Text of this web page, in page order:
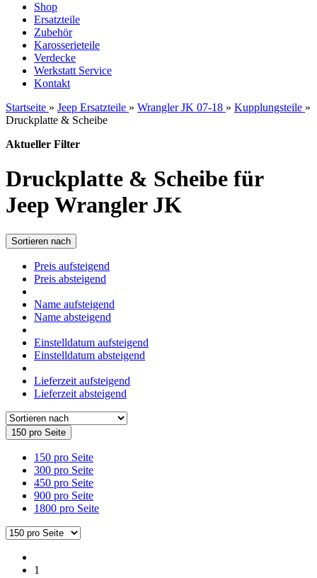
Shop
Ersatzteile
Zubehör
Karosserieteile
Verdecke
Werkstatt Service
Kontakt
Startseite » Jeep Ersatzteile » Wrangler JK 07-18 » Kupplungsteile »
Druckplatte & Scheibe
Aktueller Filter
Druckplatte & Scheibe für
Jeep Wrangler JK
Sortieren nach
Preis aufsteigend
Preis absteigend
Name aufsteigend
Name absteigend
Einstelldatum aufsteigend
Einstelldatum absteigend
Lieferzeit aufsteigend
Lieferzeit absteigend
150 pro Seite
150 pro Seite
300 pro Seite
450 pro Seite
900 pro Seite
1800 pro Seite
1